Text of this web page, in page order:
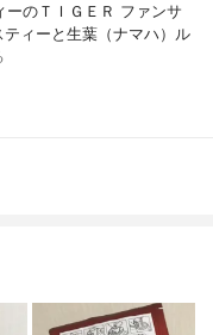
ーのＴＩＧＥＲ ファンサ
ィーと生葉（ナマハ）ル